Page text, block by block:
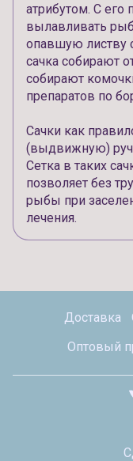
атрибутом. С
вылавливать
опавшую листву
сачка собирают
собирают
препаратов по
Сачки как
(выдвижную)
Сетка в таких
позволяет без
рыбы при
лечения.
Доставка
Оптовый